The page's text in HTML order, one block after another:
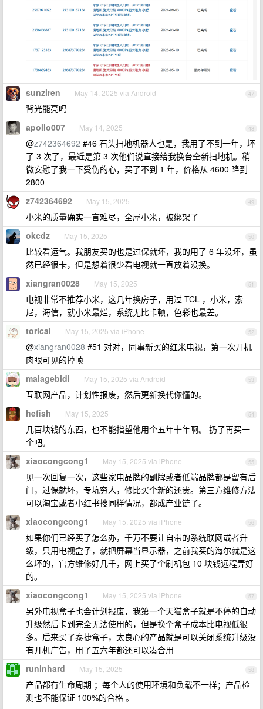
47
sunziren May 14, 2025 via Android
背光能亮吗
48
apollo007 May 14, 2025
@z742364692 #46 石头扫地机器人也是，我用了不到一年，坏
了 3 次了，最近是第 3 次他们说直接给我换台全新扫地机。稍
微安慰了我一下受伤的心，买了不到 1 年，价格从 4600 降到
2800
49
z742364692 May 15, 2025
小米的质量确实一言难尽，全屋小米，被绑架了
50
okcdz May 15, 2025
比较看运气。我朋友买的也是过保就坏，我的用了 6 年没坏，虽
然已经很卡，但是想着很少看电视就一直放着没换。
51
xiangran0028 May 15, 2025
电视非常不推荐小米，这几年换房子，用过 TCL ，小米，索
尼，海信，就小米最烂，系统无比卡顿，色彩也最差。
52
torical May 15, 2025 via iPhone
@xiangran0028 #51 对对，同事新买的红米电视，第一次开机
肉眼可见的掉帧
53
malagebidi May 15, 2025 via Android
互联网产品，计划性报废，然后更新换代你懂的。
54
hefish May 15, 2025
几百块钱的东西，也不能指望他用个五年十年啊。 扔了再买一
个吧。
55
xiaocongcong1 May 15, 2025 via iPhone
见一次回复一次，这些家电品牌的副牌或者低端品牌都是留有后
门，过保就坏，专坑穷人，修比买个新的还贵。第三方维修方法
可以淘宝或者小红书搜同样情况，都成产业链了。
56
xiaocongcong1 May 15, 2025 via iPhone
如果你们已经买了怎么办，千万不要让自带的系统联网或者升
级，只用电视盒子，就把屏幕当显示器，之前我买的海尔就是这
么坏的，官方维修好几千，网上买了个刷机包 10 块钱远程弄好
的。
57
xiaocongcong1 May 15, 2025 via iPhone
另外电视盒子也会计划报废，我第一个天猫盒子就是不停的自动
升级然后卡到完全无法使用的，但是换个盒子成本比电视低很
多。后来买了泰捷盒子，太良心的产品就是可以关闭系统升级没
有开机广告，用了五六年都还可以凑合用
58
runinhard May 15, 2025
产品都有生命周期 ；每个人的使用环境和负载不一样；产品检
测也不能保证 100%的合格 。